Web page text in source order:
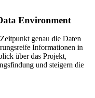
Environment
genau die Daten
Informationen in
über das Projekt,
und steigern die